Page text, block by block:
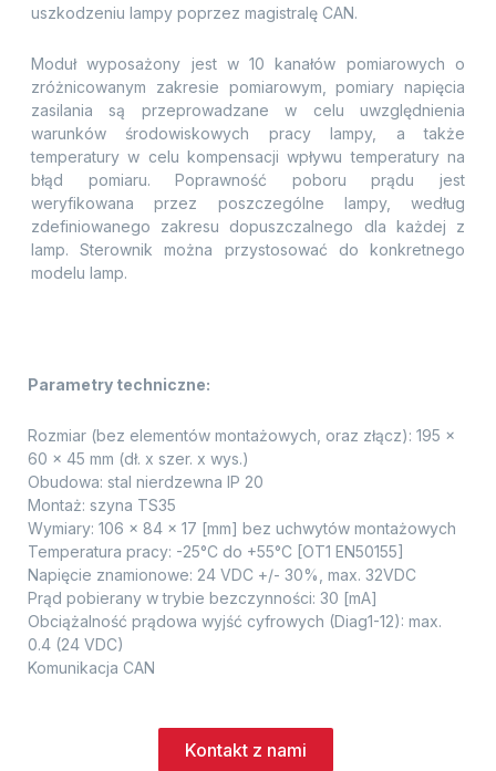
uszkodzeniu lampy poprzez magistralę CAN.
Moduł wyposażony jest w 10 kanałów pomiarowych o
zróżnicowanym zakresie pomiarowym, pomiary napięcia
zasilania są przeprowadzane w celu uwzględnienia
warunków środowiskowych pracy lampy, a także
temperatury w celu kompensacji wpływu temperatury na
błąd pomiaru. Poprawność poboru prądu jest
weryfikowana przez poszczególne lampy, według
zdefiniowanego zakresu dopuszczalnego dla każdej z
lamp. Sterownik można przystosować do konkretnego
modelu lamp.
Parametry techniczne:
Rozmiar (bez elementów montażowych, oraz złącz): 195 x
60 x 45 mm (dł. x szer. x wys.)
Obudowa: stal nierdzewna IP 20
Montaż: szyna TS35
Wymiary: 106 x 84 x 17 [mm] bez uchwytów montażowych
Temperatura pracy: -25°C do +55°C [OT1 EN50155]
Napięcie znamionowe: 24 VDC +/- 30%, max. 32VDC
Prąd pobierany w trybie bezczynności: 30 [mA]
Obciążalność prądowa wyjść cyfrowych (Diag1-12): max.
0.4 (24 VDC)
Komunikacja CAN
Kontakt z nami